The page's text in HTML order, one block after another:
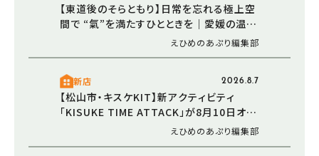
【東道後のそらともり】日常を忘れる極上空
間で “氣”を満たすひとときを｜愛媛の温泉
えひめのあぷり編集部
新店 2026.8.7
【松山市・キスケKIT】新アクティビティ
「KISUKE TIME ATTACK」が8月10日オー
プン！ 走る・登る・くぐる――全身で障害物に挑
えひめのあぷり編集部